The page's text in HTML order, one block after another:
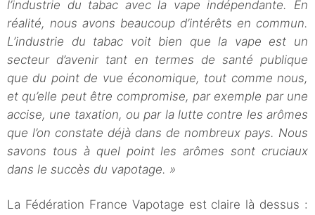
l’industrie du tabac avec la vape indépendante. En
réalité, nous avons beaucoup d’intérêts en commun.
L’industrie du tabac voit bien que la vape est un
secteur d’avenir tant en termes de santé publique
que du point de vue économique, tout comme nous,
et qu’elle peut être compromise, par exemple par une
accise, une taxation, ou par la lutte contre les arômes
que l’on constate déjà dans de nombreux pays. Nous
savons tous à quel point les arômes sont cruciaux
dans le succès du vapotage. »
La Fédération France Vapotage est claire là dessus :